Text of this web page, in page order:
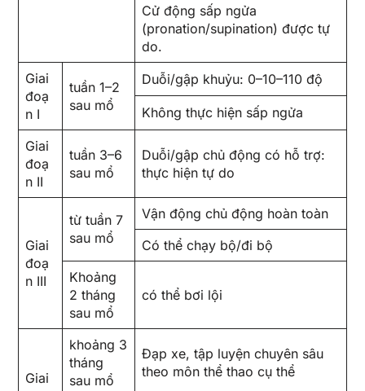
Cử động sấp ngửa
(pronation/supination) được tự
do.
Giai
đoạ
n I
tuần 1–2
sau mổ
Duỗi/gập khuỷu: 0–10–110 độ
Không thực hiện sấp ngửa
Giai
đoạ
n II
tuần 3–6
sau mổ
Duỗi/gập chủ động có hỗ trợ:
thực hiện tự do
Giai
đoạ
n III
từ tuần 7
sau mổ
Vận động chủ động hoàn toàn
Có thể chạy bộ/đi bộ
Khoảng
2 tháng
sau mổ
có thể bơi lội
Giai
khoảng 3
tháng
sau mổ
Đạp xe, tập luyện chuyên sâu
theo môn thể thao cụ thể